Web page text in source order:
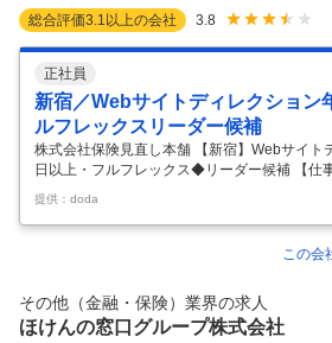
総合評価3.1 以上の会社 3.8
正社員
新宿／Webサイトディレクション
ルフレックスリーダー候補
株式会社保険見直し本舗 【新宿】Webサイ
日以上・フルフレックス◆リーダー候補 【仕
イトディレクション◆年休120日以上・フル
【具体的な仕事内容】 【業界未経験歓迎／年
活用／残業月20時間程度】 ■業務概要 「保険
店舗以上展開している当社にて、 Webサイ
・Web運用全般 ・UI/UX改善 ・サイト改修デ
案出し ・CMS運用 ・制作会社・開発会
提供：doda
この会
その他（金融・保険）業界の求人
ほけんの窓口グループ株式会社